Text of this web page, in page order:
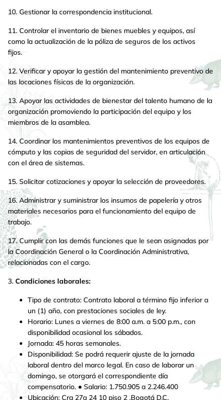
10. Gestionar la correspondencia institucional.
11. Controlar el inventario de bienes muebles y equipos, así
como la actualización de la póliza de seguros de los activos
fijos.
12. Verificar y apoyar la gestión del mantenimiento preventivo de
las locaciones físicas de la organización.
13. Apoyar las actividades de bienestar del talento humano de la
organización promoviendo la participación del equipo y los
miembros de la asamblea.
14. Coordinar los mantenimientos preventivos de los equipos de
cómputo y las copias de seguridad del servidor, en articulación
con el área de sistemas.
15. Solicitar cotizaciones y apoyar la selección de proveedores.
16. Administrar y suministrar los insumos de papelería y otros
materiales necesarios para el funcionamiento del equipo de
trabajo.
17. Cumplir con las demás funciones que le sean asignadas por
la Coordinación General o la Coordinación Administrativa,
relacionadas con el cargo.
3. Condiciones laborales:
Tipo de contrato: Contrato laboral a término fijo inferior a
un (1) año, con prestaciones sociales de ley.
Horario: Lunes a viernes de 8:00 a.m. a 5:00 p.m., con
disponibilidad ocasional los sábados.
Jornada: 45 horas semanales.
Disponibilidad: Se podrá requerir ajuste de la jornada
laboral dentro del marco legal. En caso de laborar un
domingo, se otorgará el correspondiente día
compensatorio. ● Salario: 1.750.905 a 2.246.400
Ubicación: Cra 27a 24 10 piso 2 ,Bogotá D.C.